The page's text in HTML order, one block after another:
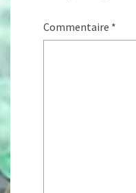
Commentaire *